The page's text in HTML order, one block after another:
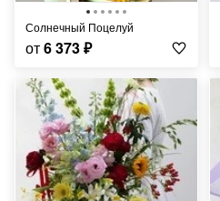
Солнечный Поцелуй
от6 373₽